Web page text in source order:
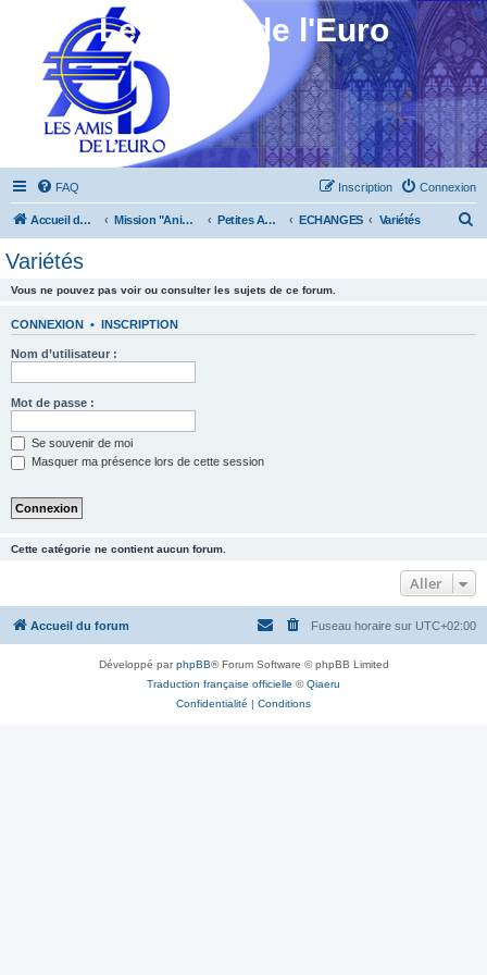
Les Amis de l'Euro
FAQ Connexion
Inscription
Accueil du forum Mission "Animation" Petites Annonces ECHANGES Variétés
Variétés
Vous ne pouvez pas voir ou consulter les sujets de ce forum.
CONNEXION • INSCRIPTION
Nom d’utilisateur :
Mot de passe :
Se souvenir de moi
Masquer ma présence lors de cette session
Cette catégorie ne contient aucun forum.
Aller
Accueil du forum Fuseau horaire sur UTC+02:00
Développé parphpBB® Forum Software © phpBB Limited
Traduction française officielle ©Qiaeru
Confidentialité | Conditions